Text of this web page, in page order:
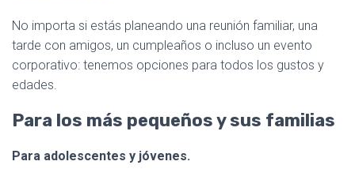
No importa si estás planeando una reunión familiar, una
tarde con amigos, un cumpleaños o incluso un evento
corporativo: tenemos opciones para todos los gustos y
edades.
Para los más pequeños y sus familias
Para adolescentes y jóvenes.